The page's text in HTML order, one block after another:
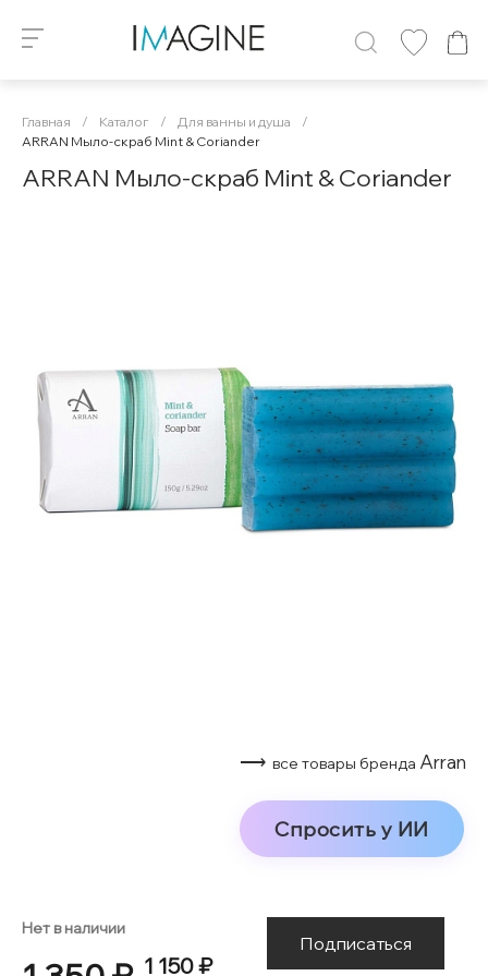
Главная / Каталог / Для ванны и душа
/
ARRAN Мыло-скраб Mint & Coriander
ARRAN Мыло-скраб Mint & Coriander
⟶ все товары бренда Arran
Спросить у ИИ
Нет в наличии
1 150 ₽
Подписаться